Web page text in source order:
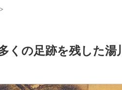
>
くの足跡を残した湯